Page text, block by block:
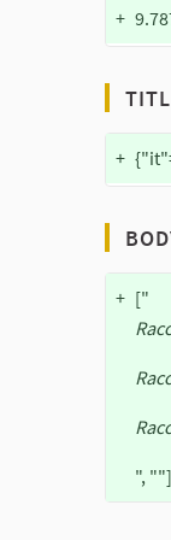
+
+
+ ["
", ""]